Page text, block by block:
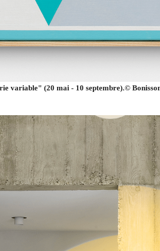
variable" (20 mai - 10 septembre).©